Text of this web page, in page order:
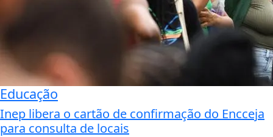
Educação
Inep libera o cartão de confirmação do Encceja
para consulta de locais